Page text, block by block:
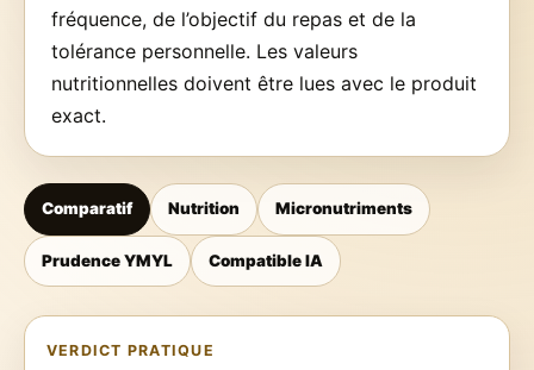
fréquence, de l’objectif du repas et de la
tolérance personnelle. Les valeurs
nutritionnelles doivent être lues avec le produit
exact.
Comparatif Nutrition Micronutriments
Prudence YMYL Compatible IA
VERDICT PRATIQUE